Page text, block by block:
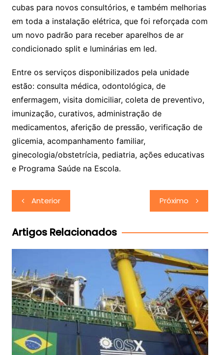
cubas para novos consultórios, e também melhorias
em toda a instalação elétrica, que foi reforçada com
um novo padrão para receber aparelhos de ar
condicionado split e luminárias em led.
Entre os serviços disponibilizados pela unidade
estão: consulta médica, odontológica, de
enfermagem, visita domiciliar, coleta de preventivo,
imunização, curativos, administração de
medicamentos, aferição de pressão, verificação de
glicemia, acompanhamento familiar,
ginecologia/obstetrícia, pediatria, ações educativas
e Programa Saúde na Escola.
Navegação
de
Post
Anterior Próximo
Artigos Relacionados